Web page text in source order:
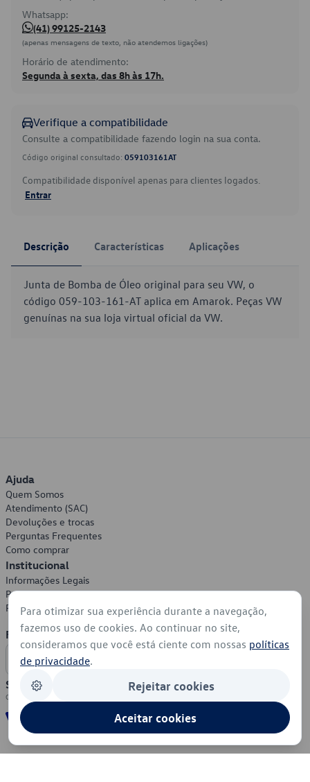
Whatsapp:
(41) 99125-2143
(apenas mensagens de texto, não atendemos ligações)
Horário de atendimento:
Segunda à sexta, das 8h às 17h.
Verifique a compatibilidade
Consulte a compatibilidade fazendo login na sua conta.
Código original consultado: 059103161AT
Compatibilidade disponível apenas para clientes logados.
Entrar
Descrição Características Aplicações
Junta de Bomba de Óleo original para seu VW, o
código 059-103-161-AT aplica em Amarok. Peças VW
genuínas na sua loja virtual oficial da VW.
Ajuda
Quem Somos
Atendimento (SAC)
Devoluções e trocas
Perguntas Frequentes
Como comprar
Institucional
Informações Legais
Política de Privacidade
Política de Cookies
Formas de Pagamento
Segurança
Para otimizar sua experiência durante a navegação,
fazemos uso de cookies. Ao continuar no site,
consideramos que você está ciente com nossas políticas
de privacidade.
Rejeitar cookies
Aceitar cookies